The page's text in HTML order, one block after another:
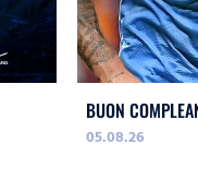
BUON
05.08.26